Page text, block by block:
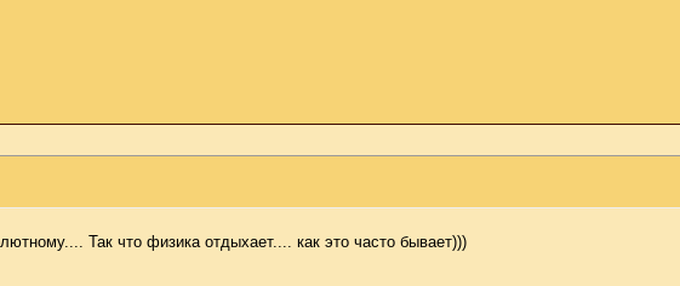
Так что физика отдыхает.... как это часто бывает)))